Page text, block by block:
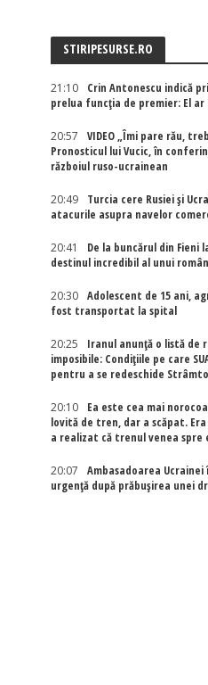
STIRIPESURSE.RO
21:10
Crin Antonescu indică
prelua funcția de premier: El
20:57
VIDEO „Îmi pare rău,
Pronosticul lui Vucic, în
războiul ruso-ucrainean
20:49
Turcia cere Rusiei și
atacurile asupra navelor
20:41
De la buncărul din Fieni
destinul incredibil al unui
20:30
Adolescent de 15 ani,
fost transportat la spital
20:25
Iranul anunță o listă de
imposibile: Condițiile pe care
pentru a se redeschide
20:10
Ea este cea mai
lovită de tren, dar a scăpat.
a realizat că trenul venea spre
20:07
Ambasadoarea
urgență după prăbușirea unei